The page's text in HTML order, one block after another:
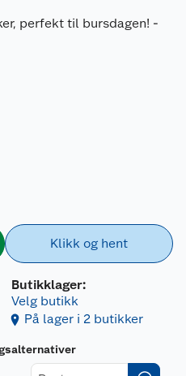
perfekt til bursdagen! -
Klikk og hent
Butikklager:
Velg butikk
På lager i 2 butikker